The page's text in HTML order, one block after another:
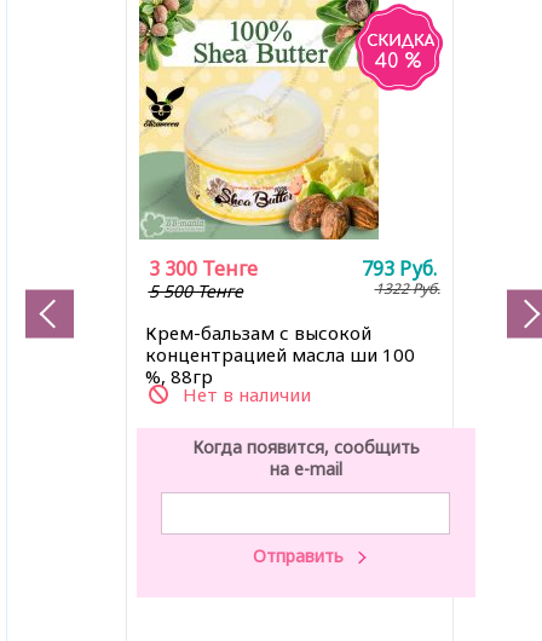
40 %
Крем-бальзам с высокой
концентрацией масла ши 100
%, 88гр
Нет в наличии
3 300 Тенге 793 Руб.
5 500 Тенге 1322Руб.
Когда появится, сообщить
на e-mail